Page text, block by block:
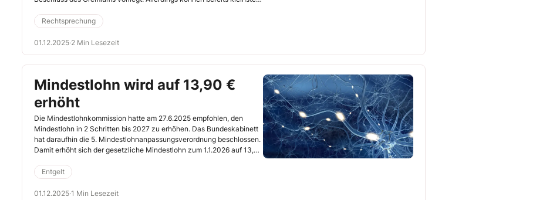
lassen sich heilen. Das hat das Bundesarbeitsgericht (BAG) zumindest
für einen Formfehler in einer kürzlich veröffentlichten Entscheidung
klargestellt (25.9.2024, Az. 7 ABR 37/23).
Rechtsprechung
01.12.2025·2 Min Lesezeit
Mindestlohn wird auf 13,90 €
erhöht
Die Mindestlohnkommission hatte am 27.6.2025 empfohlen, den
Mindestlohn in 2 Schritten bis 2027 zu erhöhen. Das Bundeskabinett
hat daraufhin die 5. Mindestlohnanpassungsverordnung beschlossen.
Damit erhöht sich der gesetzliche Mindestlohn zum 1.1.2026 auf 13,90
Entgelt
01.12.2025·1 Min Lesezeit